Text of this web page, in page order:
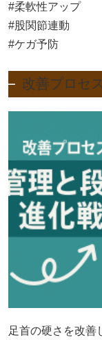
#柔軟性アップ
#股関節連動
#ケガ予防
改善プロセ
足首の硬さを改善